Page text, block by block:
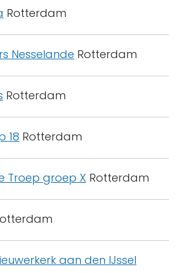
Rotterdam
Nesselande Rotterdam
Rotterdam
18 Rotterdam
Troep groep X Rotterdam
aan den IJssel